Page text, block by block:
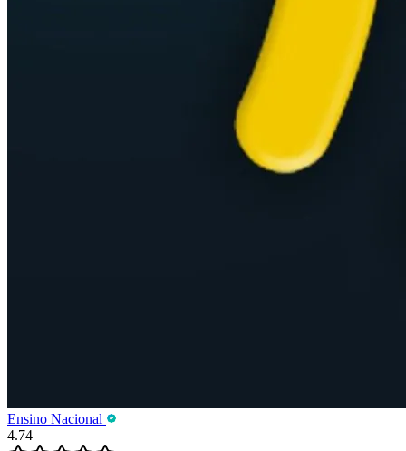
Ensino Nacional
4.74